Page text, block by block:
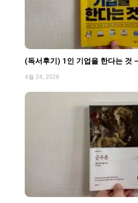
(독서후기) 1인 기업을 한다는 것
4월 24, 2026